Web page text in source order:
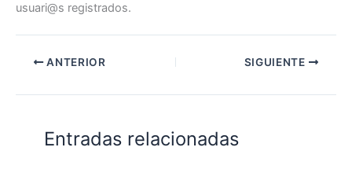
usuari@s registrados.
ANTERIOR SIGUIENTE
Entradas relacionadas